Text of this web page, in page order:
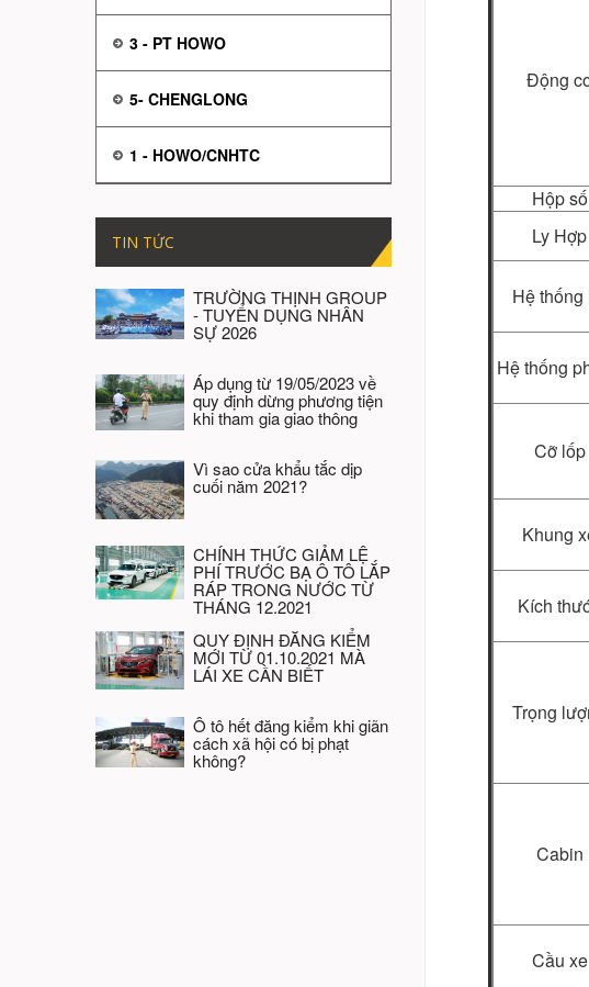
Động
Hộp số
Ly Hợp
Hệ thống
Hệ thống
Cỡ lốp
Khung
Kích
Trọng
Cabin
Cầu xe
3 - PT HOWO
5- CHENGLONG
1 - HOWO/CNHTC
TIN TỨC
TRƯỜNG THỊNH GROUP
- TUYỂN DỤNG NHÂN
SỰ 2026
Áp dụng từ 19/05/2023 về
quy định dừng phương tiện
khi tham gia giao thông
Vì sao cửa khẩu tắc dịp
cuối năm 2021?
CHÍNH THỨC GIẢM LỆ
PHÍ TRƯỚC BẠ Ô TÔ LẮP
RÁP TRONG NƯỚC TỪ
THÁNG 12.2021
QUY ĐỊNH ĐĂNG KIỂM
MỚI TỪ 01.10.2021 MÀ
LÁI XE CẦN BIẾT
Ô tô hết đăng kiểm khi giãn
cách xã hội có bị phạt
không?